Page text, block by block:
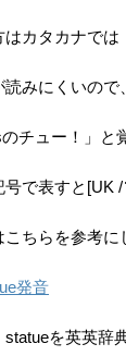
はカタカナでは
みにくいので、
のチュー！」と
で表すと[UK /
こちらを参考に
発音
statueを英英辞